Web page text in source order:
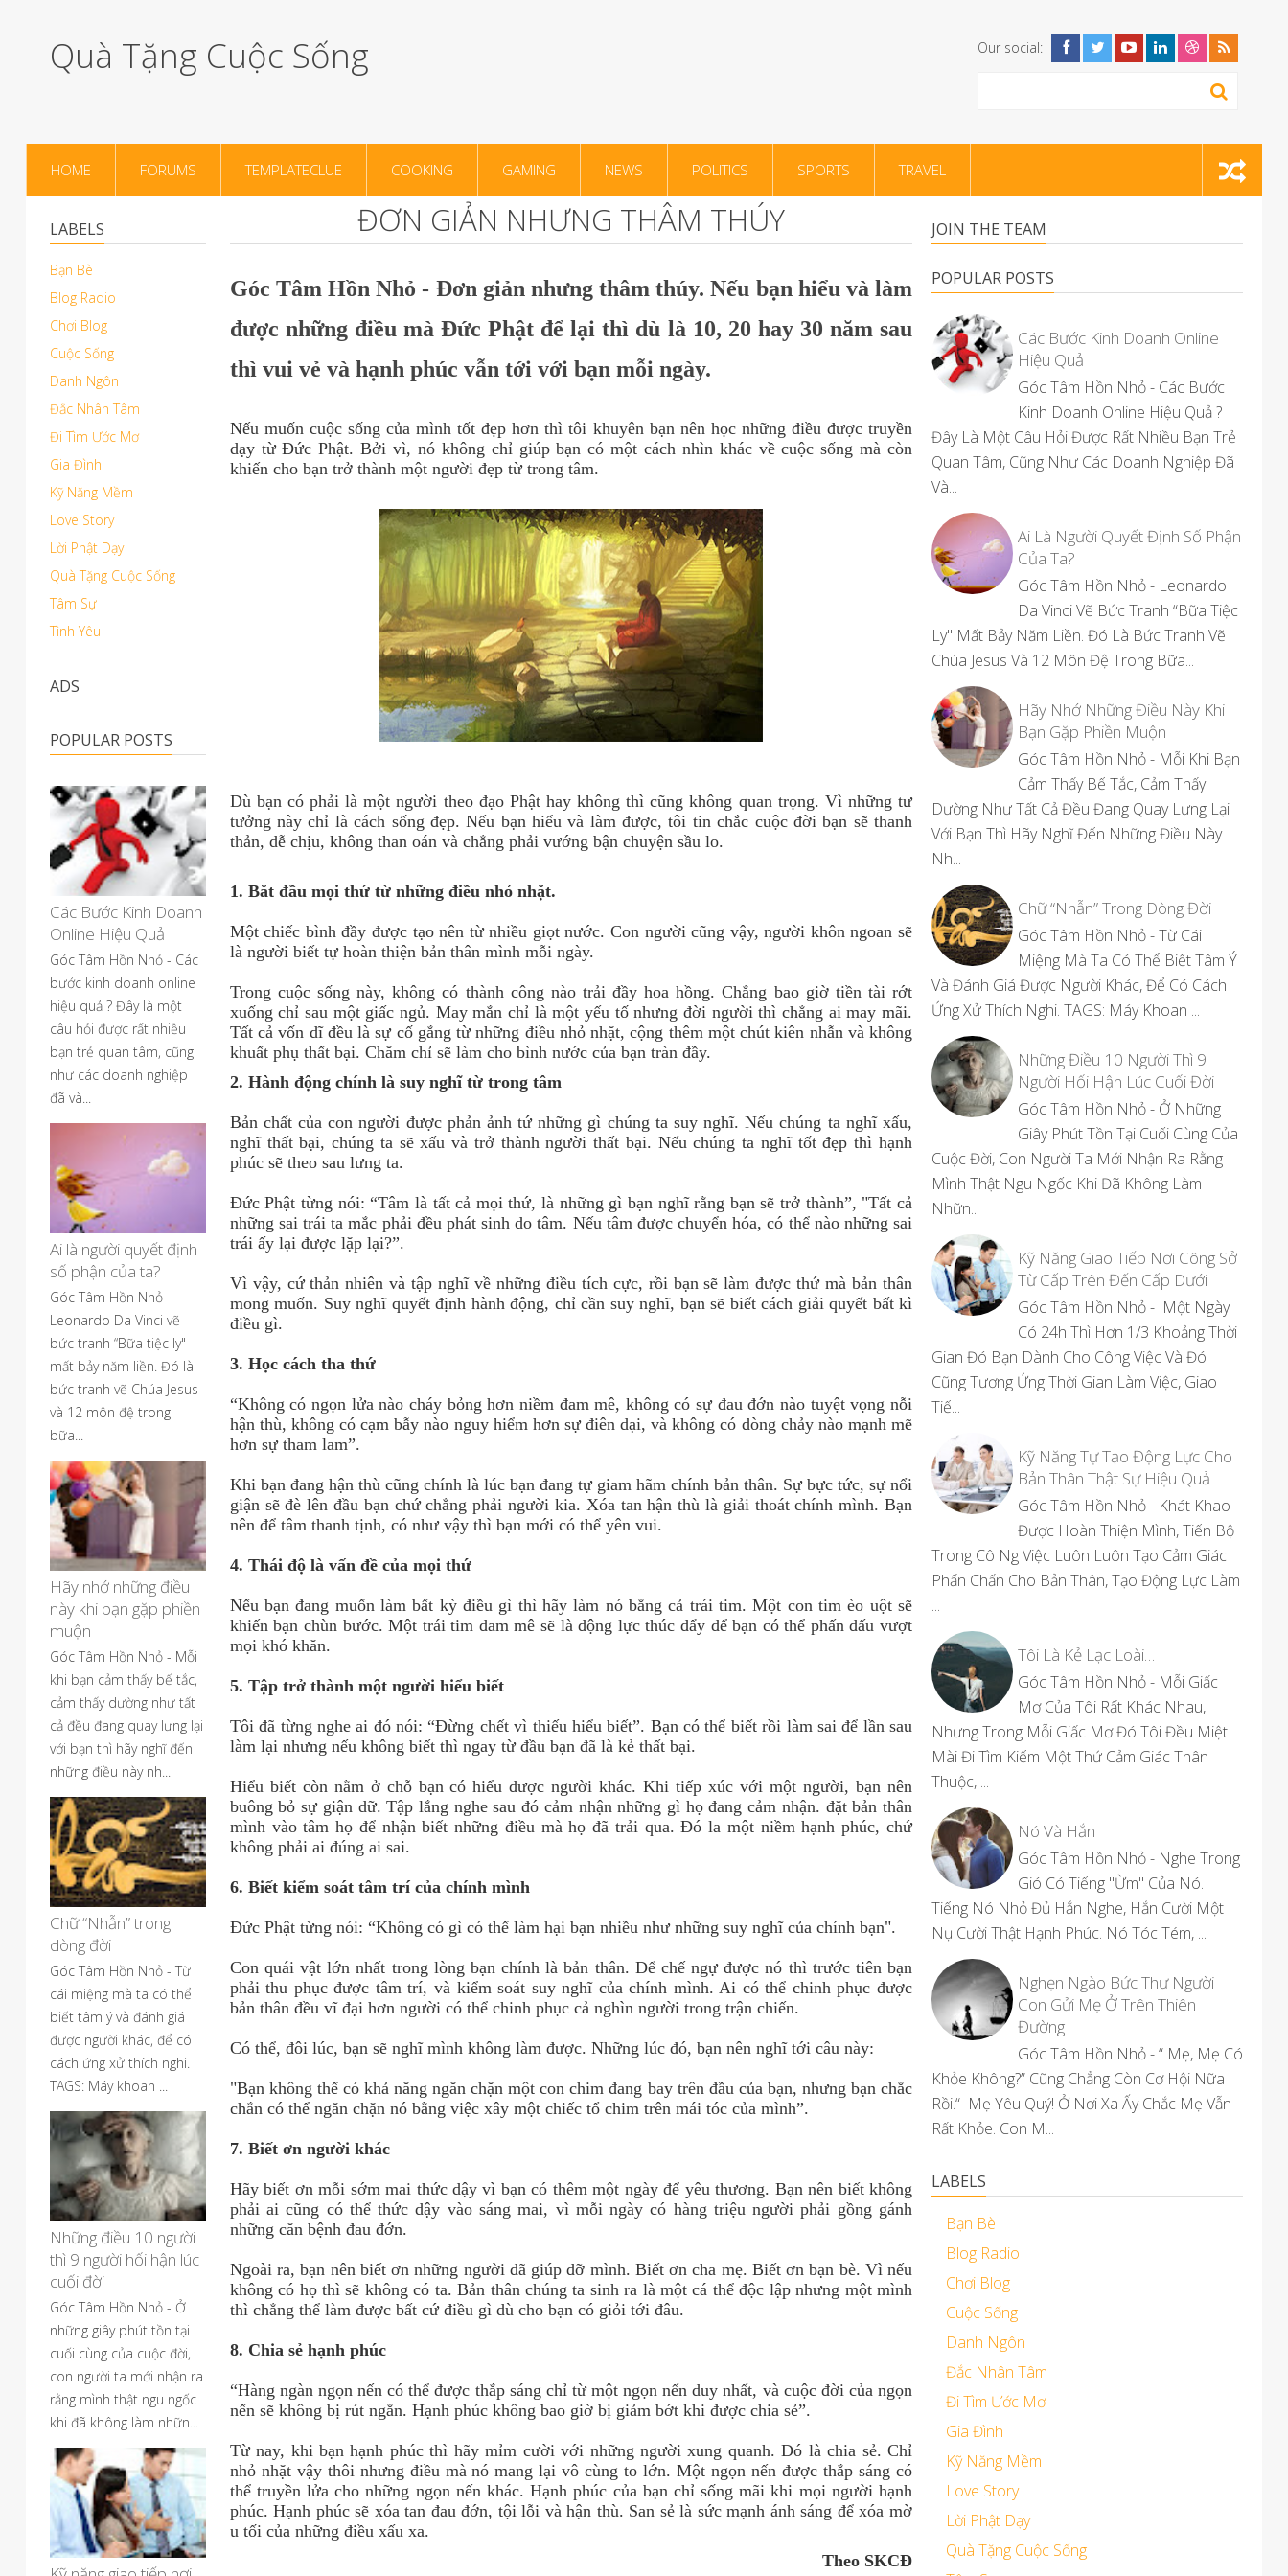
Quà Tặng Cuộc Sống Our social:
HOME FORUMS TEMPLATECLUE COOKING GAMING NEWS POLITICS SPORTS TRAVEL
LABELS
Bạn Bè
Blog Radio
Chơi Blog
Cuộc Sống
Danh Ngôn
Đắc Nhân Tâm
Đi Tìm Ước Mơ
Gia Đình
Kỹ Năng Mềm
Love Story
Lời Phật Dạy
Quà Tặng Cuộc Sống
Tâm Sự
Tình Yêu
ADS
POPULAR POSTS
Các Bước Kinh Doanh
Online Hiệu Quả
Góc Tâm Hồn Nhỏ - Các
bước kinh doanh online
hiệu quả ? Đây là một
câu hỏi được rất nhiều
bạn trẻ quan tâm, cũng
như các doanh nghiệp
đã và...
Ai là người quyết định
số phận của ta?
Góc Tâm Hồn Nhỏ -
Leonardo Da Vinci vẽ
bức tranh “Bữa tiệc ly"
mất bảy năm liền. Đó là
bức tranh vẽ Chúa Jesus
và 12 môn đệ trong
bữa...
Hãy nhớ những điều
này khi bạn gặp phiền
muộn
Góc Tâm Hồn Nhỏ - Mỗi
khi bạn cảm thấy bế tắc,
cảm thấy dường như tất
cả đều đang quay lưng lại
với bạn thì hãy nghĩ đến
những điều này nh...
Chữ “Nhẫn” trong
dòng đời
Góc Tâm Hồn Nhỏ - Từ
cái miệng mà ta có thể
biết tâm ý và đánh giá
được người khác, để có
cách ứng xử thích nghi.
TAGS: Máy khoan ...
Những điều 10 người
thì 9 người hối hận lúc
cuối đời
Góc Tâm Hồn Nhỏ - Ở
những giây phút tồn tại
cuối cùng của cuộc đời,
con người ta mới nhận ra
rằng mình thật ngu ngốc
khi đã không làm nhữn...
ĐƠN GIẢN NHƯNG THÂM THÚY
Góc Tâm Hồn Nhỏ - Đơn giản nhưng thâm thúy. Nếu bạn hiểu và làm
được những điều mà Đức Phật để lại thì dù là 10, 20 hay 30 năm sau
thì vui vẻ và hạnh phúc vẫn tới với bạn mỗi ngày.
Nếu muốn cuộc sống của mình tốt đẹp hơn thì tôi khuyên bạn nên học những điều được truyền
dạy từ Đức Phật. Bởi vì, nó không chỉ giúp bạn có một cách nhìn khác về cuộc sống mà còn
khiến cho bạn trở thành một người đẹp từ trong tâm.
Dù bạn có phải là một người theo đạo Phật hay không thì cũng không quan trọng. Vì những tư
tưởng này chỉ là cách sống đẹp. Nếu bạn hiểu và làm được, tôi tin chắc cuộc đời bạn sẽ thanh
thản, dễ chịu, không than oán và chẳng phải vướng bận chuyện sầu lo.
1. Bắt đầu mọi thứ từ những điều nhỏ nhặt.
Một chiếc bình đầy được tạo nên từ nhiều giọt nước. Con người cũng vậy, người khôn ngoan sẽ
là người biết tự hoàn thiện bản thân mình mỗi ngày.
Trong cuộc sống này, không có thành công nào trải đầy hoa hồng. Chẳng bao giờ tiền tài rớt
xuống chỉ sau một giấc ngủ. May mắn chỉ là một yếu tố nhưng đời người thì chẳng ai may mãi.
Tất cả vốn dĩ đều là sự cố gắng từ những điều nhỏ nhặt, cộng thêm một chút kiên nhẫn và không
khuất phụ thất bại. Chăm chỉ sẽ làm cho bình nước của bạn tràn đầy.
2. Hành động chính là suy nghĩ từ trong tâm
Bản chất của con người được phản ảnh tứ những gì chúng ta suy nghĩ. Nếu chúng ta nghĩ xấu,
nghĩ thất bại, chúng ta sẽ xấu và trở thành người thất bại. Nếu chúng ta nghĩ tốt đẹp thì hạnh
phúc sẽ theo sau lưng ta.
Đức Phật từng nói: “Tâm là tất cả mọi thứ, là những gì bạn nghĩ rằng bạn sẽ trở thành”, "Tất cả
những sai trái ta mắc phải đều phát sinh do tâm. Nếu tâm được chuyển hóa, có thể nào những sai
trái ấy lại được lặp lại?”.
Vì vậy, cứ thản nhiên và tập nghĩ về những điều tích cực, rồi bạn sẽ làm được thứ mà bản thân
mong muốn. Suy nghĩ quyết định hành động, chỉ cần suy nghĩ, bạn sẽ biết cách giải quyết bất kì
điều gì.
3. Học cách tha thứ
“Không có ngọn lửa nào cháy bỏng hơn niềm đam mê, không có sự đau đớn nào tuyệt vọng nỗi
hận thù, không có cạm bẫy nào nguy hiểm hơn sự điên dại, và không có dòng chảy nào mạnh mẽ
hơn sự tham lam”.
Khi bạn đang hận thù cũng chính là lúc bạn đang tự giam hãm chính bản thân. Sự bực tức, sự nổi
giận sẽ đè lên đầu bạn chứ chẳng phải người kia. Xóa tan hận thù là giải thoát chính mình. Bạn
nên để tâm thanh tịnh, có như vậy thì bạn mới có thể yên vui.
4. Thái độ là vấn đề của mọi thứ
Nếu bạn đang muốn làm bất kỳ điều gì thì hãy làm nó bằng cả trái tim. Một con tim èo uột sẽ
khiến bạn chùn bước. Một trái tim đam mê sẽ là động lực thúc đẩy để bạn có thể phấn đấu vượt
mọi khó khăn.
5. Tập trở thành một người hiểu biết
Tôi đã từng nghe ai đó nói: “Đừng chết vì thiếu hiểu biết”. Bạn có thể biết rồi làm sai để lần sau
làm lại nhưng nếu không biết thì ngay từ đầu bạn đã là kẻ thất bại.
Hiểu biết còn nằm ở chỗ bạn có hiểu được người khác. Khi tiếp xúc với một người, bạn nên
buông bỏ sự giận dữ. Tập lắng nghe sau đó cảm nhận những gì họ đang cảm nhận. đặt bản thân
mình vào tâm họ để nhận biết những điều mà họ đã trải qua. Đó la một niềm hạnh phúc, chứ
không phải ai đúng ai sai.
6. Biết kiểm soát tâm trí của chính mình
Đức Phật từng nói: “Không có gì có thể làm hại bạn nhiều như những suy nghĩ của chính bạn".
Con quái vật lớn nhất trong lòng bạn chính là bản thân. Để chế ngự được nó thì trước tiên bạn
phải thu phục được tâm trí, và kiểm soát suy nghĩ của chính mình. Ai có thể chinh phục được
bản thân đều vĩ đại hơn người có thể chinh phục cả nghìn người trong trận chiến.
Có thể, đôi lúc, bạn sẽ nghĩ mình không làm được. Những lúc đó, bạn nên nghĩ tới câu này:
"Bạn không thể có khả năng ngăn chặn một con chim đang bay trên đầu của bạn, nhưng bạn chắc
chắn có thể ngăn chặn nó bằng việc xây một chiếc tổ chim trên mái tóc của mình”.
7. Biết ơn người khác
Hãy biết ơn mỗi sớm mai thức dậy vì bạn có thêm một ngày để yêu thương. Bạn nên biết không
phải ai cũng có thể thức dậy vào sáng mai, vì mỗi ngày có hàng triệu người phải gồng gánh
những căn bệnh đau đớn.
Ngoài ra, bạn nên biết ơn những người đã giúp đỡ mình. Biết ơn cha mẹ. Biết ơn bạn bè. Vì nếu
không có họ thì sẽ không có ta. Bản thân chúng ta sinh ra là một cá thể độc lập nhưng một mình
thì chẳng thể làm được bất cứ điều gì dù cho bạn có giỏi tới đâu.
8. Chia sẻ hạnh phúc
“Hàng ngàn ngọn nến có thể được thắp sáng chỉ từ một ngọn nến duy nhất, và cuộc đời của ngọn
nến sẽ không bị rút ngắn. Hạnh phúc không bao giờ bị giảm bớt khi được chia sẻ”.
Từ nay, khi bạn hạnh phúc thì hãy mỉm cười với những người xung quanh. Đó là chia sẻ. Chỉ
nhỏ nhặt vậy thôi nhưng điều mà nó mang lại vô cùng to lớn. Một ngọn nến được thắp sáng có
thể truyền lửa cho những ngọn nến khác. Hạnh phúc của bạn chỉ sống mãi khi mọi người hạnh
phúc. Hạnh phúc sẽ xóa tan đau đớn, tội lỗi và hận thù. San sẻ là sức mạnh ánh sáng để xóa mờ
u tối của những điều xấu xa.
Theo SKCĐ
JOIN THE TEAM
POPULAR POSTS
Các Bước Kinh Doanh Online
Hiệu Quả
Góc Tâm Hồn Nhỏ - Các Bước
Kinh Doanh Online Hiệu Quả ?
Đây Là Một Câu Hỏi Được Rất Nhiều Bạn Trẻ
Quan Tâm, Cũng Như Các Doanh Nghiệp Đã
Và...
Ai Là Người Quyết Định Số Phận
Của Ta?
Góc Tâm Hồn Nhỏ - Leonardo
Da Vinci Vẽ Bức Tranh “Bữa Tiệc
Ly" Mất Bảy Năm Liền. Đó Là Bức Tranh Vẽ
Chúa Jesus Và 12 Môn Đệ Trong Bữa...
Hãy Nhớ Những Điều Này Khi
Bạn Gặp Phiền Muộn
Góc Tâm Hồn Nhỏ - Mỗi Khi Bạn
Cảm Thấy Bế Tắc, Cảm Thấy
Dường Như Tất Cả Đều Đang Quay Lưng Lại
Với Bạn Thì Hãy Nghĩ Đến Những Điều Này
Nh...
Chữ “Nhẫn” Trong Dòng Đời
Góc Tâm Hồn Nhỏ - Từ Cái
Miệng Mà Ta Có Thể Biết Tâm Ý
Và Đánh Giá Được Người Khác, Để Có Cách
Ứng Xử Thích Nghi. TAGS: Máy Khoan ...
Những Điều 10 Người Thì 9
Người Hối Hận Lúc Cuối Đời
Góc Tâm Hồn Nhỏ - Ở Những
Giây Phút Tồn Tại Cuối Cùng Của
Cuộc Đời, Con Người Ta Mới Nhận Ra Rằng
Mình Thật Ngu Ngốc Khi Đã Không Làm
Nhữn...
Kỹ Năng Giao Tiếp Nơi Công Sở
Từ Cấp Trên Đến Cấp Dưới
Góc Tâm Hồn Nhỏ - Một Ngày
Có 24h Thì Hơn 1/3 Khoảng Thời
Gian Đó Bạn Dành Cho Công Việc Và Đó
Cũng Tương Ứng Thời Gian Làm Việc, Giao
Tiế...
Kỹ Năng Tự Tạo Động Lực Cho
Bản Thân Thật Sự Hiệu Quả
Góc Tâm Hồn Nhỏ - Khát Khao
Được Hoàn Thiện Mình, Tiến Bộ
Trong Cô Ng Việc Luôn Luôn Tạo Cảm Giác
Phấn Chấn Cho Bản Thân, Tạo Động Lực Làm
...
Tôi Là Kẻ Lạc Loài…
Góc Tâm Hồn Nhỏ - Mỗi Giấc
Mơ Của Tôi Rất Khác Nhau,
Nhưng Trong Mỗi Giấc Mơ Đó Tôi Đều Miệt
Mài Đi Tìm Kiếm Một Thứ Cảm Giác Thân
Thuộc, ...
Nó Và Hắn
Góc Tâm Hồn Nhỏ - Nghe Trong
Gió Có Tiếng "ừm" Của Nó.
Tiếng Nó Nhỏ Đủ Hắn Nghe, Hắn Cười Một
Nụ Cười Thật Hạnh Phúc. Nó Tóc Tém, ...
Nghẹn Ngào Bức Thư Người
Con Gửi Mẹ Ở Trên Thiên
Đường
Góc Tâm Hồn Nhỏ - “ Mẹ, Mẹ Có
Khỏe Không?” Cũng Chẳng Còn Cơ Hội Nữa
Rồi.“ Mẹ Yêu Quý! Ở Nơi Xa Ấy Chắc Mẹ Vẫn
Rất Khỏe. Con M...
LABELS
Bạn Bè
Blog Radio
Chơi Blog
Cuộc Sống
Danh Ngôn
Đắc Nhân Tâm
Đi Tìm Ước Mơ
Gia Đình
Kỹ Năng Mềm
Love Story
Lời Phật Dạy
Quà Tặng Cuộc Sống